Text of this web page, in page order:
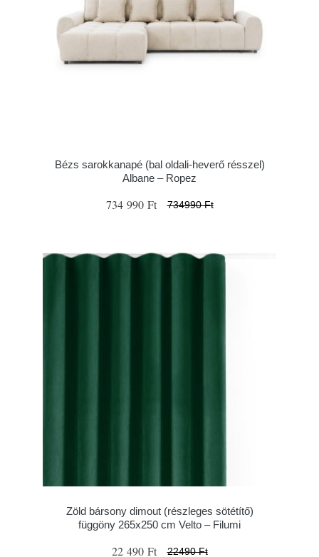
Bézs sarokkanapé (bal oldali-heverő résszel)
Albane – Ropez
734 990 Ft 734990 Ft
Zöld bársony dimout (részleges sötétítő)
függöny 265x250 cm Velto – Filumi
22 490 Ft 22490 Ft